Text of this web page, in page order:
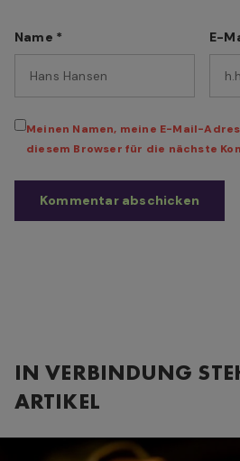
Name * E-
Meinen Namen, meine E-Mail-
diesem Browser für die nächste
IN VERBINDUNG
ARTIKEL